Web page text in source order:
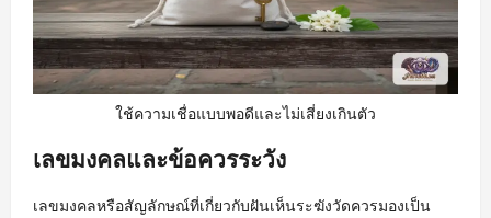
ใช้ความเชื่อแบบพอดีและไม่เสี่ยงเกินตัว
เลขมงคลและข้อควรระวัง
เลขมงคลหรือสัญลักษณ์ที่เกี่ยวกับฝันเห็นระฆังวัดควรมองเป็น